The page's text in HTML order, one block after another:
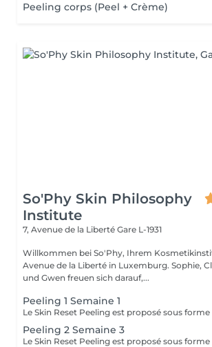
Peeling corps (Peel + Crème)
So'Phy Skin Philosophy
Institute
7, Avenue de la Liberté Gare L-1931
Willkommen bei So'Phy, Ihrem
Avenue de la Liberté in Luxemburg. Sophie, Clémence, Mélissa
und Gwen freuen sich darauf,...
Peeling 1 Semaine 1
Peeling 2 Semaine 3